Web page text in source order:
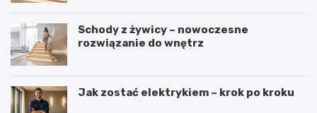
Schody z żywicy – nowoczesne
rozwiązanie do wnętrz
Jak zostać elektrykiem – krok po kroku